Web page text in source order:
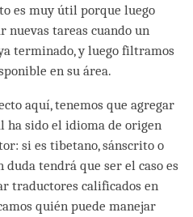
es muy útil porque luego
tareas cuando un
terminado, y luego filtramos
en su área.
aquí, tenemos que agregar
ha sido el idioma de origen
si es tibetano, sánscrito o
duda tendrá que ser el caso es
traductores calificados en
quién puede manejar